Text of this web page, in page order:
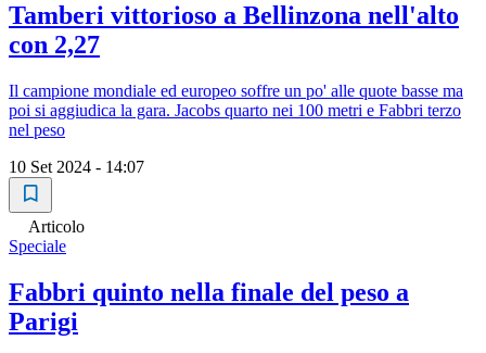
Tamberi vittorioso a Bellinzona nell'alto
con 2,27
Il campione mondiale ed europeo soffre un po' alle quote basse ma
poi si aggiudica la gara. Jacobs quarto nei 100 metri e Fabbri terzo
nel peso
10 Set 2024 - 14:07
Articolo
Speciale
Fabbri quinto nella finale del peso a
Parigi